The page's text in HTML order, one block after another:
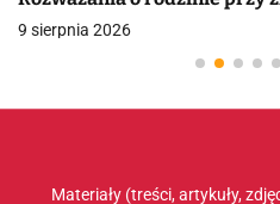
9 sierpnia 2026
Materiały (treści, artykuły,